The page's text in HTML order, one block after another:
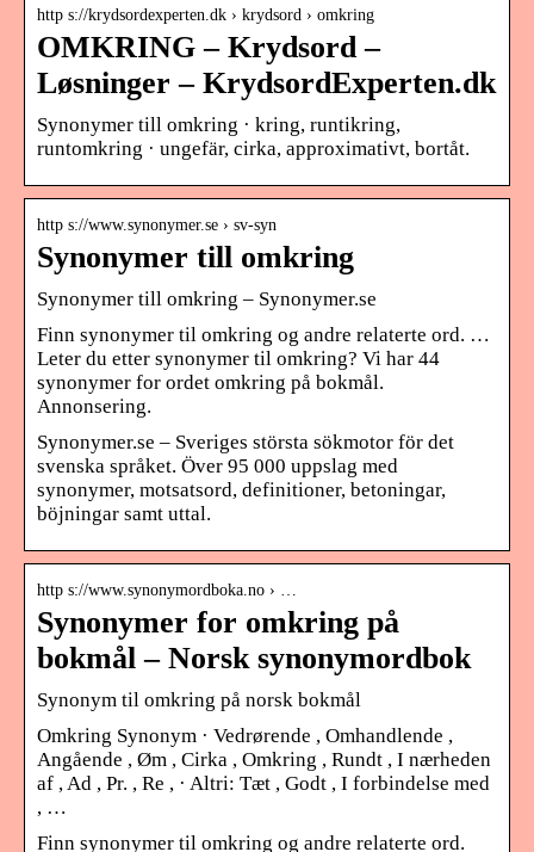
http s://krydsordexperten.dk › krydsord › omkring
OMKRING – Krydsord –
Løsninger – KrydsordExperten.dk
Synonymer till omkring · kring, runtikring,
runtomkring · ungefär, cirka, approximativt, bortåt.
http s://www.synonymer.se › sv-syn
Synonymer till omkring
Synonymer till omkring – Synonymer.se
Finn synonymer til omkring og andre relaterte ord. …
Leter du etter synonymer til omkring? Vi har 44
synonymer for ordet omkring på bokmål.
Annonsering.
Synonymer.se – Sveriges största sökmotor för det
svenska språket. Över 95 000 uppslag med
synonymer, motsatsord, definitioner, betoningar,
böjningar samt uttal.
http s://www.synonymordboka.no › …
Synonymer for omkring på
bokmål – Norsk synonymordbok
Synonym til omkring på norsk bokmål
Omkring Synonym · Vedrørende , Omhandlende ,
Angående , Øm , Cirka , Omkring , Rundt , I nærheden
af , Ad , Pr. , Re , · Altri: Tæt , Godt , I forbindelse med
, …
Finn synonymer til omkring og andre relaterte ord.